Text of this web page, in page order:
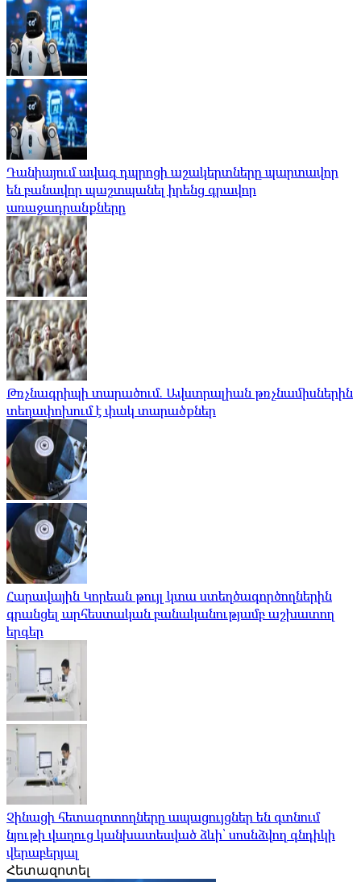
Դանիայում ավագ դպրոցի աշակերտները պարտավոր
են բանավոր պաշտպանել իրենց գրավոր
առաջադրանքները
Թռչնագրիպի տարածում. Ավստրալիան թռչնամիսներին
տեղափոխում է փակ տարածքներ
Հարավային Կորեան թույլ կտա ստեղծագործողներին
գրանցել արհեստական ​​բանականությամբ աշխատող
երգեր
Չինացի հետազոտողները ապացույցներ են գտնում
նյութի վաղուց կանխատեսված ձևի՝ սոսնձվող գնդիկի
վերաբերյալ
Հետազոտել